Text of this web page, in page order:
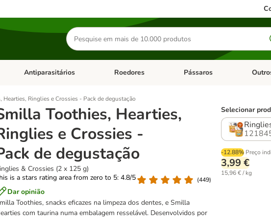
Pesquisar
produtos
Gatos
Abrir menu de categoria: Dieta Vet.
Antiparasitários Abrir menu de categoria: Antiparasitários
Roedores Abrir menu de categoria:
Pássaros Abrir
Hearties, Ringlies e Crossies - Pack de degustação
Toothies, Hearties,
e Crossies -
de degustação
& Crossies (2 x 125 g)
is a stars rating area from zero to 5: 4.8/5
(449)
Dar opinião
Toothies, snacks eficazes na limpeza dos dentes, e Smilla
com taurina numa embalagem resselável. Desenvolvidos por
Selecionar
-12.88% Preço
3,99 €
15,96 € / kg